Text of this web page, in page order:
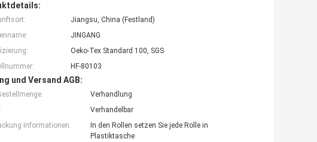
Jiangsu, China (Festland)
JINGANG
Oeko-Tex Standard 100, SGS
HF-80103
und Versand AGB:
Verhandlung
Verhandelbar
Informationen:
In den Rollen setzen Sie jede Rolle in
Plastiktasche